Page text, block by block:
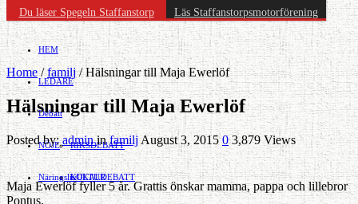
Du läser Spegeln Staffanstorp Läs Staffanstorpsmotorförening
HEM
LEDARE
Debatt
RIKSDEBATT
LOKALDEBATT
NÖJE
KULTUR
Näringsliv
Home/familj/Hälsningar till Maja Ewerlöf
Hälsningar till Maja Ewerlöf
Posted by:admininfamiljAugust 3, 2015 0 3,879 Views
Maja Ewerlöf fyller 5 år. Grattis önskar mamma, pappa och lillebror
Pontus.